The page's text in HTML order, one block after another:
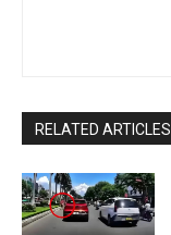
RELATED ARTICLES